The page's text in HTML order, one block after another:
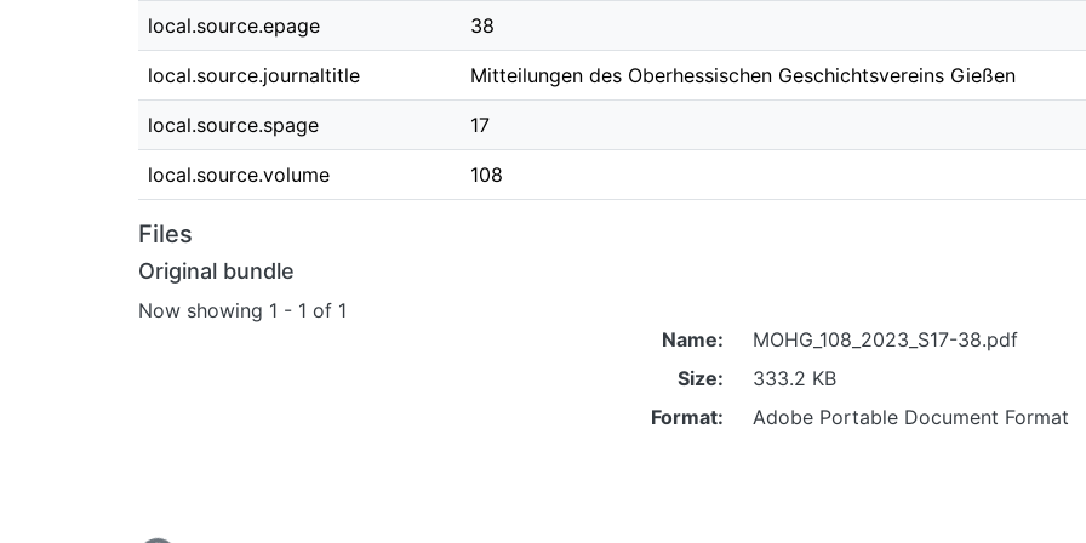
local.source.epage 38
local.source.journaltitle Mitteilungen des Oberhessischen Geschichtsvereins Gießen
local.source.spage 17
local.source.volume 108
Files
Original bundle
Now showing 1 - 1 of 1
Name:
MOHG_108_2023_S17-38.pdf
Size:
333.2 KB
Format:
Adobe Portable Document Format